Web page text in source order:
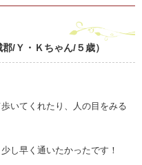
/Ｙ・Ｋちゃん/５歳）
いてくれたり、人の目をみる
し早く通いたかったです！